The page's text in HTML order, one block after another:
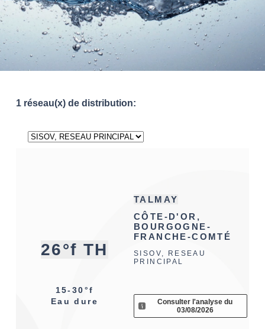
1 réseau(x) de distribution:
26°f TH
15-30°f
Eau dure
TALMAY
CÔTE-D'OR,
BOURGOGNE-
FRANCHE-COMTÉ
SISOV, RESEAU
PRINCIPAL
Consulter l'analyse du
03/08/2026